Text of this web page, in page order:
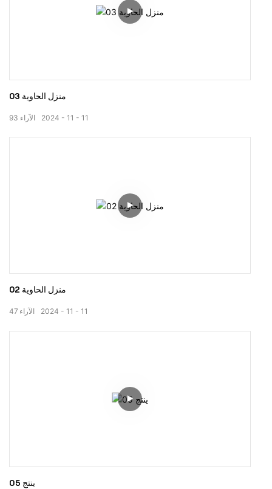
منزل الحاوية 03
2024 11 11
93 الآراء
منزل الحاوية 02
2024 11 11
47 الآراء
ينتج 05